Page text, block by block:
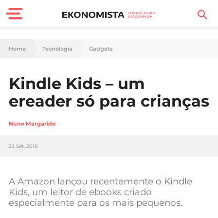
Finanças Pessoais
Carreira
Tecnologia
Negócios
Home Tecnologia Gadgets
Kindle Kids – um
ereader só para crianças
Nuno Margarido
23 Set, 2016
A Amazon lançou recentemente o Kindle
Kids, um leitor de ebooks criado
especialmente para os mais pequenos.